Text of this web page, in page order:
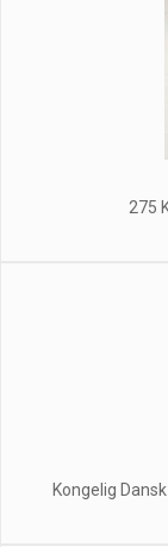
275
Kongelig